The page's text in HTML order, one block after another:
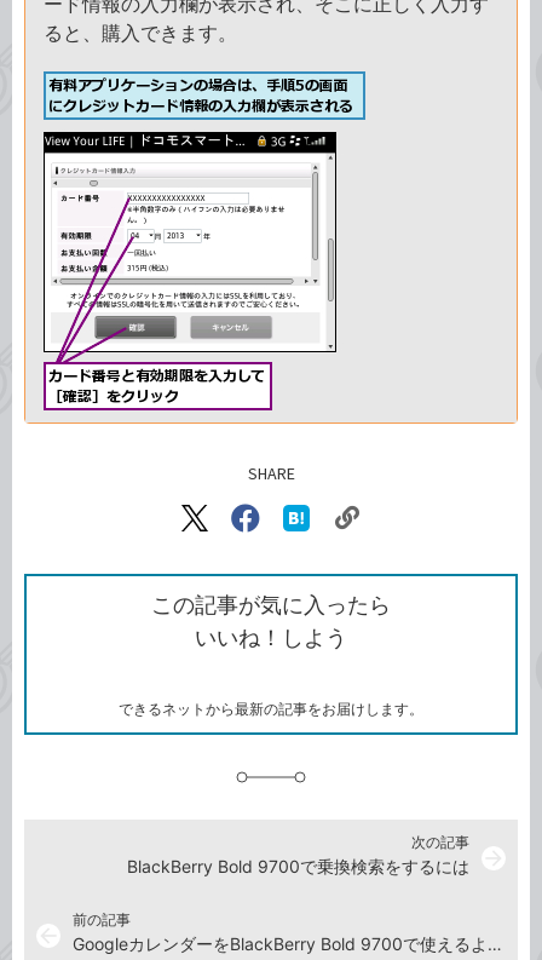
ると、購入できます。
SHARE
X（旧
で
シ
ェ
ア
Facebook
シ
ェ
ア
な
ブ
ッ
ク
ク
ク
を
コ
この記事が気に入ったら
いいね！しよう
できるネットから最新の記事をお届けします。
前の記事
GoogleカレンダーをBlackBerry Bold 9700で使えるようにするには
次の記事
BlackBerry Bold 9700で乗換検索をするには